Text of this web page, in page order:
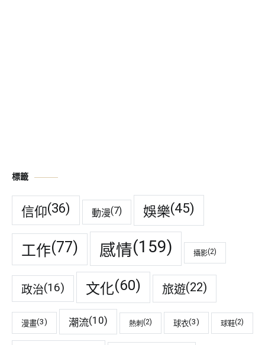
標籤
信仰(36) 動漫(7) 娛樂(45)
工作(77) 感情(159) 攝影(2)
政治(16) 文化(60) 旅遊(22)
漫畫(3) 潮流(10) 熱刺 (2) 球衣(3) 球鞋(2)